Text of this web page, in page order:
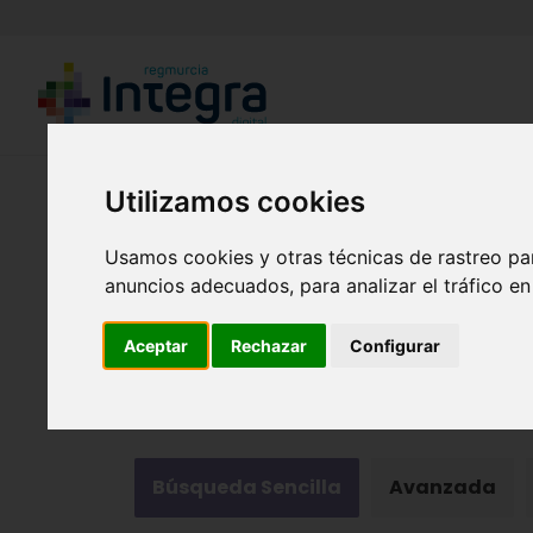
Utilizamos cookies
Usamos cookies y otras técnicas de rastreo
anuncios adecuados, para analizar el tráfico
Aceptar Rechazar Configurar
Búsqueda Sencilla Avanzada